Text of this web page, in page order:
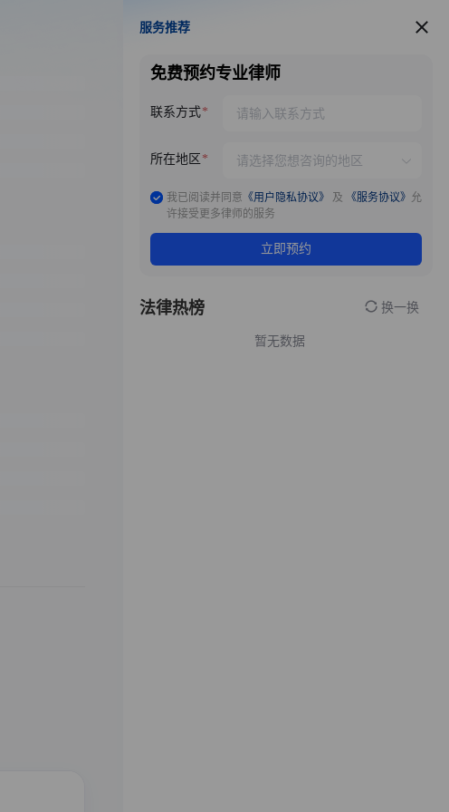
服务推荐
服务推荐
免费预约专业律师
联系方式
所在地区
我已阅读并同意 《用户隐私协议》 及 《服务协议》 允
许接受更多律师的服务
立即预约
法律热榜 换一换
暂无数据